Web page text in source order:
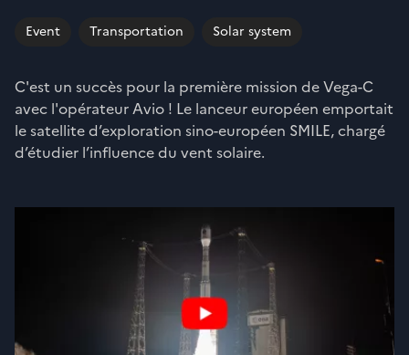
Event Transportation Solar system
C'est un succès pour la première mission de Vega-C
avec l'opérateur Avio ! Le lanceur européen emportait
le satellite d’exploration sino-européen SMILE, chargé
d’étudier l’influence du vent solaire.